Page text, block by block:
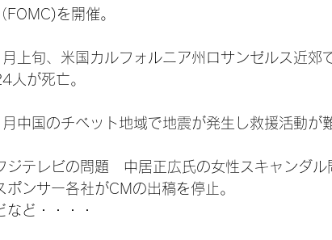
を開催。
上旬、米国カルフォルニア州ロサンゼルス近郊
が死亡。
中国のチベット地域で地震が発生し救援活動が
ジテレビの問題　中居正広氏の女性スキャンダ
ンサー各社がCMの出稿を停止。
など・・・・